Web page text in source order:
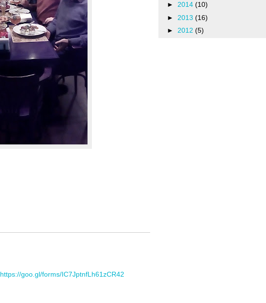
https://goo.gl/forms/IC7JptnfLh61zCR42
► 2014 (10)
► 2013 (16)
► 2012 (5)